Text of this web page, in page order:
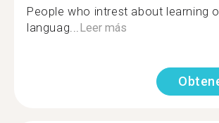
People who intrest about learning
languag...Leer más